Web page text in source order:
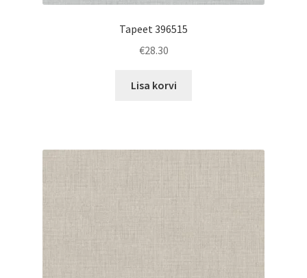
Tapeet 396515
€28.30
Lisa korvi